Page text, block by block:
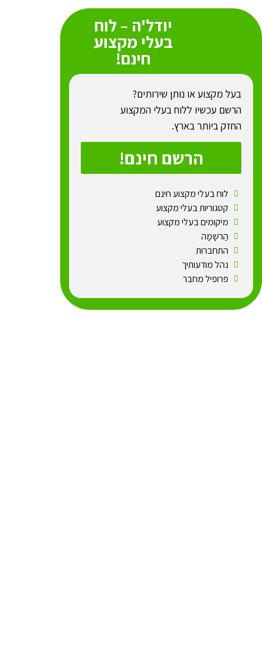
יודל'ה – לוח
בעלי מקצוע
חינם!
בעל מקצוע או נותן שירותים?
הרשם עכשיו ללוח בעלי המקצוע
החזק ביותר בארץ.
הרשם חינם!
לוח בעלי מקצוע חינם
קטגוריות בעלי מקצוע
מיקומים בעלי מקצוע
הַרשָׁמָה
התחברות
נהל מודעותיך
פרופיל מחבר